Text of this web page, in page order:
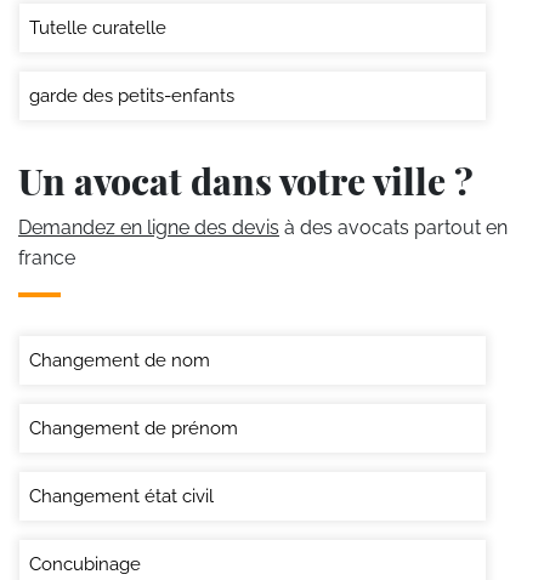
Tutelle curatelle
garde des petits-enfants
Un avocat dans votre ville ?
Demandez en ligne des devis à des avocats partout en
france
Changement de nom
Changement de prénom
Changement état civil
Concubinage